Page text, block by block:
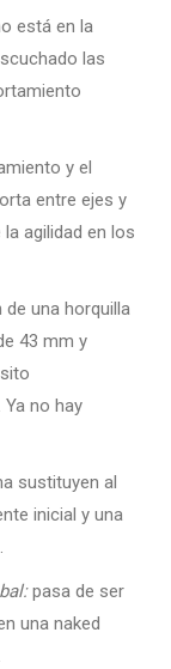
está en la
las
y el
entre ejes y
agilidad en los
una horquilla
43 mm y
no hay
sustituyen al
inicial y una
pasa de ser
una naked